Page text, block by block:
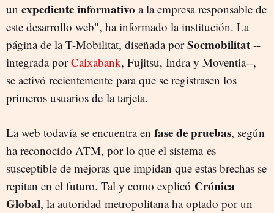
un expediente informativo a la empresa responsable de
este desarrollo web", ha informado la institución. La
página de la T-Mobilitat, diseñada porSocmobilitat --
integrada porCaixabank, Fujitsu, Indra y Moventia--,
se activó recientemente para que se registrasen los
primeros usuarios de la tarjeta.
La web todavía se encuentra en fase de pruebas, según
ha reconocido ATM, por lo que el sistema es
susceptible de mejoras que impidan que estas brechas se
repitan en el futuro. Tal y como explicó Crónica
Global, la autoridad metropolitana ha optado por un